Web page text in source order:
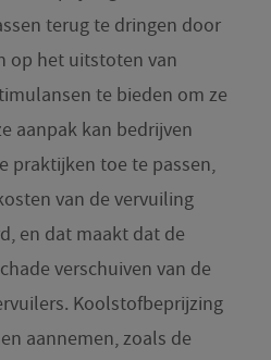
terug te dringen door
op het uitstoten van
te bieden om ze
aanpak kan bedrijven
praktijken toe te passen,
van de vervuiling
en dat maakt dat de
verschuiven van de
Koolstofbeprijzing
aannemen, zoals de